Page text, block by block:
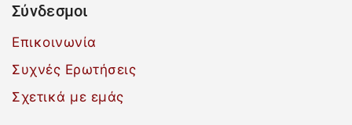
Σύνδεσμοι
Επικοινωνία
Συχνές Ερωτήσεις
Σχετικά με εμάς